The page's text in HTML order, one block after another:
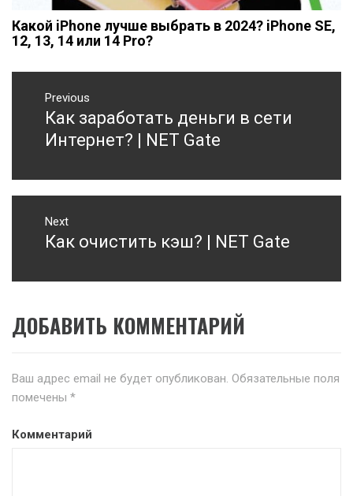
Какой iPhone лучше выбрать в 2024? iPhone SE,
12, 13, 14 или 14 Pro?
Навигация
записям
Previous
Previous
post:
Как заработать деньги в сети
Интернет? | NET Gate
Next
Next
Как очистить кэш? | NET Gate
ДОБАВИТЬ КОММЕНТАРИЙ
Ваш адрес email не будет опубликован. Обязательные поля
помечены *
Комментарий